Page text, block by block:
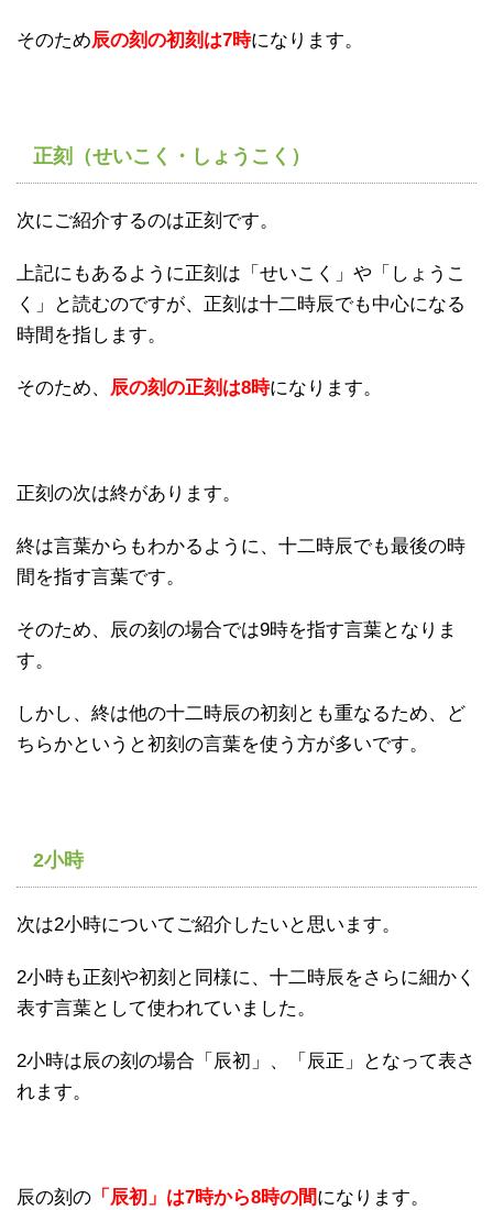
そのため辰の刻の初刻は7時になります。
正刻（せいこく・しょうこく）
次にご紹介するのは正刻です。
上記にもあるように正刻は「せいこく」や「しょうこ
く」と読むのですが、正刻は十二時辰でも中心になる
時間を指します。
そのため、 辰の刻の正刻は8時になります。
正刻の次は終があります。
終は言葉からもわかるように、十二時辰でも最後の時
間を指す言葉です。
そのため、辰の刻の場合では9時を指す言葉となりま
す。
しかし、終は他の十二時辰の初刻とも重なるため、ど
ちらかというと初刻の言葉を使う方が多いです。
2小時
次は2小時についてご紹介したいと思います。
2小時も正刻や初刻と同様に、十二時辰をさらに細かく
表す言葉として使われていました。
2小時は辰の刻の場合「辰初」、「辰正」となって表さ
れます。
辰の刻の 「辰初」は7時から8時の間になります。